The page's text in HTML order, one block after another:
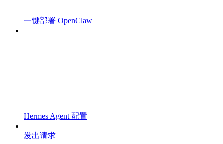
一键部署 OpenClaw
Hermes Agent 配置
发出请求